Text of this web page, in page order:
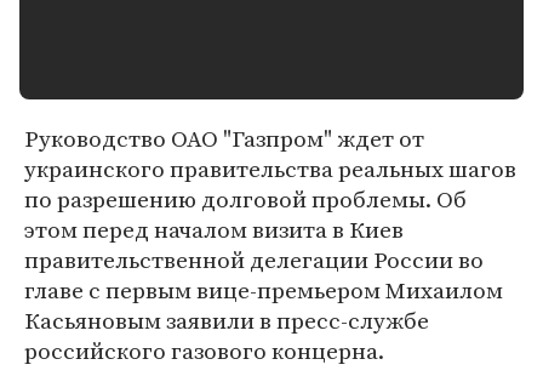
Руководство ОАО "Газпром" ждет от
украинского правительства реальных шагов
по разрешению долговой проблемы. Об
этом перед началом визита в Киев
правительственной делегации России во
главе с первым вице-премьером Михаилом
Касьяновым заявили в пресс-службе
российского газового концерна.